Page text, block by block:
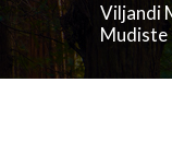
Viljandi
Mudiste